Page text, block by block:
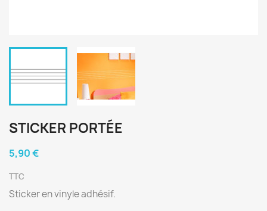
STICKER PORTÉE
5,90 €
TTC
Sticker en vinyle adhésif.